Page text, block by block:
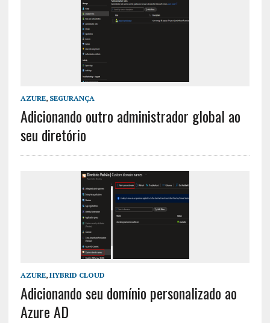
AZURE, SEGURANÇA
Adicionando outro administrador global ao
seu diretório
AZURE, HYBRID CLOUD
Adicionando seu domínio personalizado ao
Azure AD